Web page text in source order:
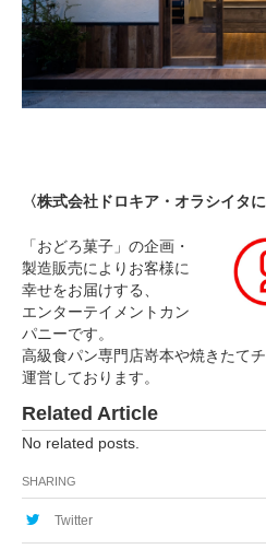
〈株式会社ドロキア・オラシイタに
「おどろ菓子」の企画・
製造販売によりお客様に
幸せをお届けする、
エンターテイメントカン
パニーです。
高級食パン専門店嵜本や焼きたて
運営しております。
Related Article
No related posts.
SHARING
Twitter